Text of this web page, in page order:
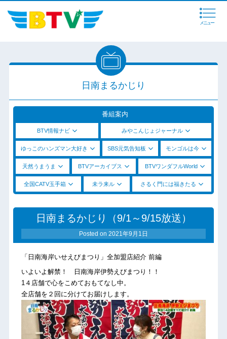
メニュー
日南まるかじり
番組案内
BTV情報ナビ みやこんじょジャーナル
ゆっこのハンズマン大好き SBS元気告知板 モンゴルは今
天然うまうま BTVアーカイブス BTVワンダフルWorld
全国CATV玉手箱 未ラ来ル さるく門には福きたる
日南まるかじり（9/1～9/15放送）
Posted on 2021年9月1日
「日南海岸いせえびまつり」全加盟店紹介 前編
いよいよ解禁！ 日南海岸伊勢えびまつり！！
1４店舗で心をこめておもてなし中。
全店舗を２回に分けてお届けします。